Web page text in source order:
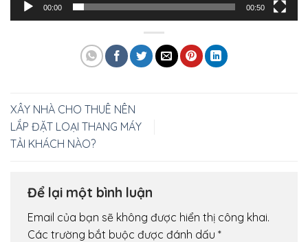
00:00 00:50
XÂY NHÀ CHO THUÊ NÊN
LẮP ĐẶT LOẠI THANG MÁY
TẢI KHÁCH NÀO?
Để lại một bình luận
Email của bạn sẽ không được hiển thị công khai.
Các trường bắt buộc được đánh dấu *